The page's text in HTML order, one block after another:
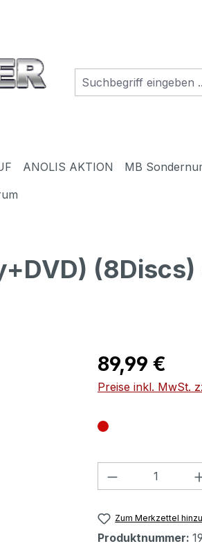
ANOLIS AKTION MB
Regulärer Preis:
89,99 €
Preise inkl. MwSt.
Produkt
Zum Merkzettel
Produktnummer: